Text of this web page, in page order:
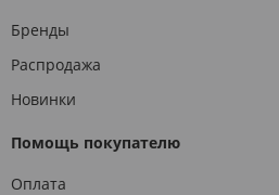
Бренды
Распродажа
Новинки
Помощь покупателю
Оплата